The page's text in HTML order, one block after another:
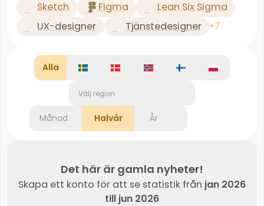
Sketch
Figma
Lean Six Sigma
UX-designer
Tjänstedesigner +7
Alla
Välj region
Månad Halvår År
Det här är gamla nyheter!
Skapa ett konto för att se statistik från jan 2026
till jun 2026